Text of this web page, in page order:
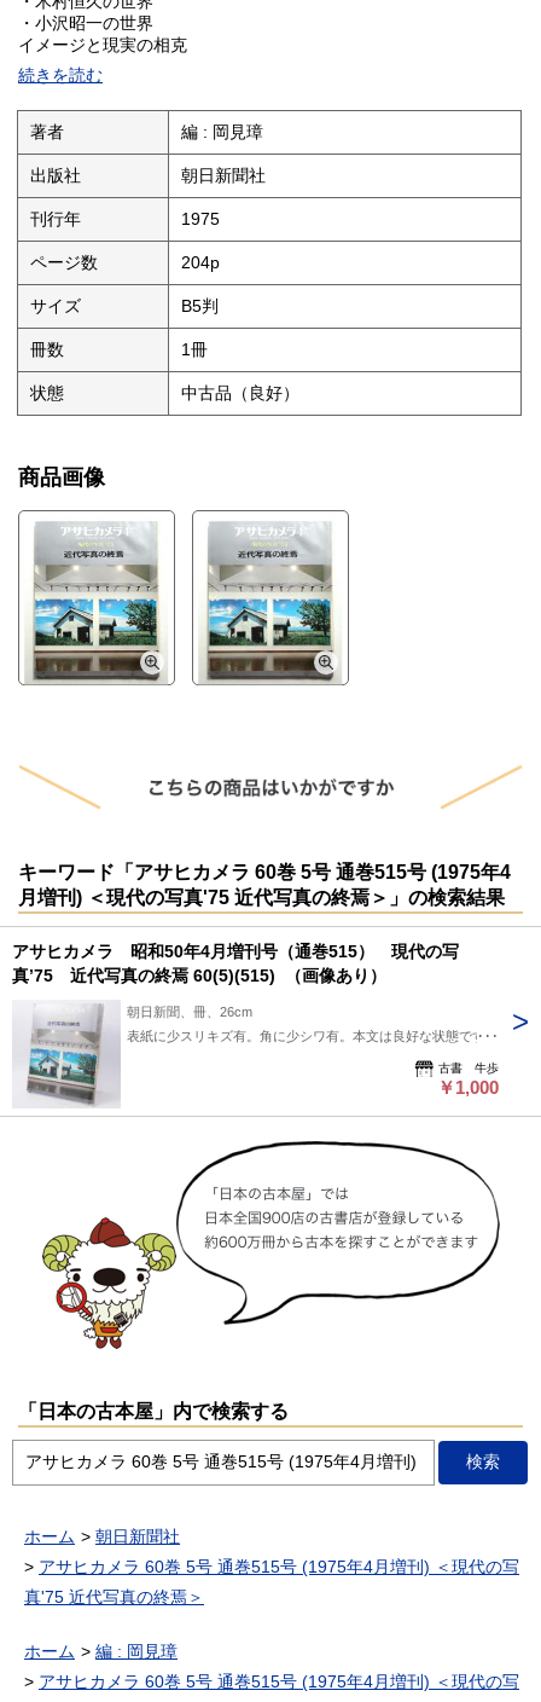
・小沢昭一の世界
イメージと現実の相克
・パリ、失われた時 ユジェーヌ・アッジェ
・パリ1920～1934 マン・レイ
ニつのポートフォリオ DAYS AT SEA
・ラルフ・ギブソン
・ジョセフ D．ジャクナ
現実に向かう私の眼
・アサヒグラフ連載 篠山紀信を本誌特派 篠山紀信の場合
・迎春 荒木経惟の場合
・太陽の鉛筆 東南アジア編 宮古島編 東松照明の場合
・遠野物語 森山大道の場合
・村へ 北井一夫の場合
民衆の中の歴史
・発掘された庶民の日常
・わが家のこの一枚にみる日本百年 / 週刊朝日
・東京昭和十一年 / 桑原甲子雄
評論
・三つの話題をめぐって / 多木浩二
作者と作品
「初覗夜大伏魔殿」写真展 / 渡辺克巳
「“写真展三閉伊”大案内状写真展」 / 大島洋
「シリーズ・マシンI」シルクスクリーン展
「プリンティングショー・最新写真集“もう一つの国”制作販売現場
展」森山大道
「写真について」の写真展
「写真から写真へ」展
「15人の写真家展」
吉山一郎 ; 米谷美久
75 新製品一覧 カメラ 8ミリ・交換レンズ・ストロボ・映写機・ア
クセサリーなど
写真家名簿
続きを読む
著者 編 : 岡見璋
出版社 朝日新聞社
刊行年 1975
ページ数 204p
サイズ B5判
冊数 1冊
状態 中古品（良好）
商品画像
キーワード「アサヒカメラ 60巻 5号 通巻515号 (1975年4
月増刊) ＜現代の写真'75 近代写真の終焉＞」の検索結果
アサヒカメラ 昭和50年4月増刊号（通巻515） 現代の写
真’75 近代写真の終焉 60(5)(515) （画像あり）
朝日新聞、冊、26cm
表紙に少スリキズ有。角に少シワ有。本文は良好な状態です。
古書 牛歩
￥1,000
「日本の古本屋」内で検索する
ホーム
朝日新聞社
アサヒカメラ 60巻 5号 通巻515号 (1975年4月増刊) ＜現代の写
真'75 近代写真の終焉＞
ホーム
編 : 岡見璋
アサヒカメラ 60巻 5号 通巻515号 (1975年4月増刊) ＜現代の写